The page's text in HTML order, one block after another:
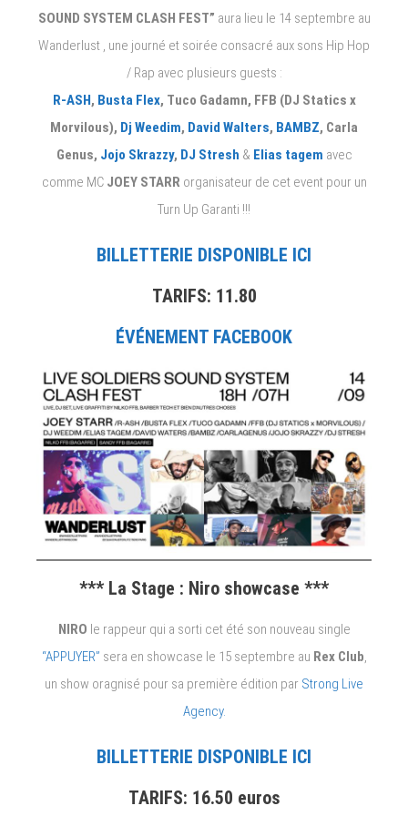
SOUND SYSTEM CLASH FEST” aura lieu le 14 septembre au
Wanderlust , une journé et soirée consacré aux sons Hip Hop
/ Rap avec plusieurs guests :
R-ASH, Busta Flex, Tuco Gadamn, FFB (DJ Statics x
Morvilous), Dj Weedim, David Walters, BAMBZ, Carla
Genus, Jojo Skrazzy, DJ Stresh & Elias tagem avec
comme MC JOEY STARR organisateur de cet event pour un
Turn Up Garanti !!!
BILLETTERIE DISPONIBLE ICI
TARIFS: 11.80
ÉVÉNEMENT FACEBOOK
*** La Stage : Niro showcase ***
NIRO le rappeur qui a sorti cet été son nouveau single
“APPUYER” sera en showcase le 15 septembre au Rex Club,
un show oragnisé pour sa première édition par Strong Live
Agency.
BILLETTERIE DISPONIBLE ICI
TARIFS: 16.50 euros